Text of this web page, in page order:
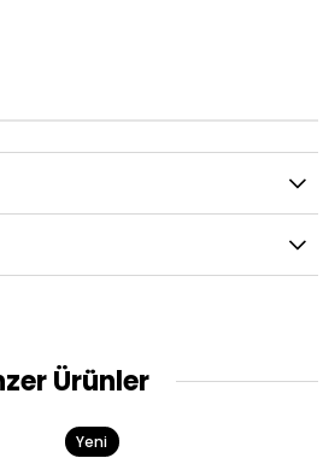
Ürünler
Yeni